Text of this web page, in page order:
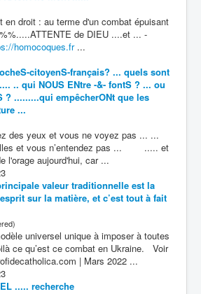
en droit : au terme d'un combat épuisant
de DIEU ....et ... -
homocoques.fr...
citoyenS-français? ... quels sont
.. qui NOUS ENtre -&- fontS ? ... ou
? .........qui empêcherONt que les
...
yeux et vous ne voyez pas ... ...
et vous n’entendez pas ... ..... et
l'orage aujourd'hui, car ...
valeur traditionnelle est la
sur la matière, et c’est tout à fait
universel unique à imposer à toutes
ce qu’est ce combat en Ukraine. Voir
| Mars 2022 ...
..... recherche